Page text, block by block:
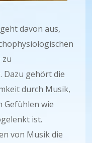
davon aus,
zu
Dazu gehört die
durch Musik,
Gefühlen wie
ist.
von Musik die